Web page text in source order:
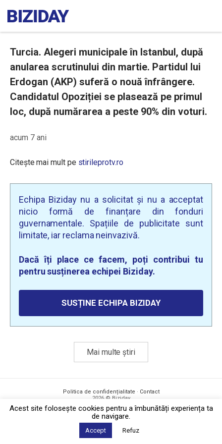
Turcia. Alegeri municipale în Istanbul, după
anularea scrutinului din martie. Partidul lui
Erdogan (AKP) suferă o nouă înfrângere.
Candidatul Opoziției se plasează pe primul
loc, după numărarea a peste 90% din voturi.
acum 7 ani
Citește mai mult pe stirileprotv.ro
Echipa Biziday nu a solicitat și nu a acceptat
nicio formă de finanțare din fonduri
guvernamentale. Spațiile de publicitate sunt
limitate, iar reclama neinvazivă.
Dacă îți place ce facem, poți contribui tu
pentru susținerea echipei Biziday.
SUSȚINE ECHIPA BIZIDAY
Mai multe știri
Politica de confidențialitate · Contact
2026 © Biziday
Acest site foloseşte cookies pentru a îmbunătăți experiența ta
de navigare.
Accept Refuz